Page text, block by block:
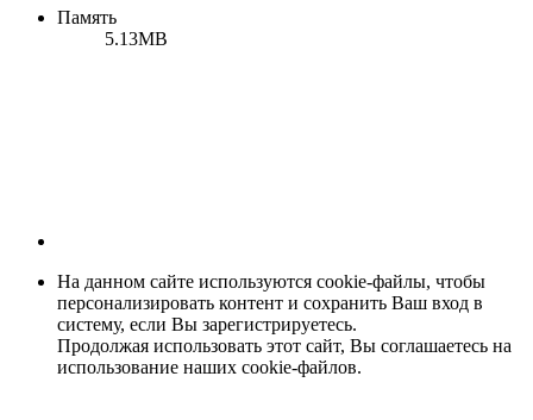
Память
5.13MB
На данном сайте используются cookie-файлы, чтобы
персонализировать контент и сохранить Ваш вход в
систему, если Вы зарегистрируетесь.
Продолжая использовать этот сайт, Вы соглашаетесь на
использование наших cookie-файлов.